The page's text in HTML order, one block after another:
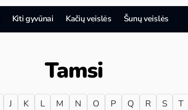
Kiti gyvūnai Kačių veislės Šunų veislės
Tamsi
J K L M N O P Q R S T